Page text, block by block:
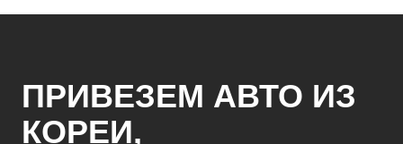
ПРИВЕЗЕМ АВТО ИЗ
КОРЕИ,